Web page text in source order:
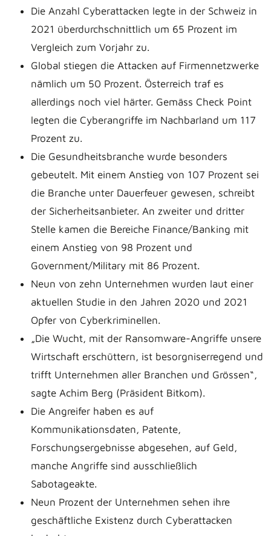
Die Anzahl Cyberattacken legte in der Schweiz in
2021 überdurchschnittlich um 65 Prozent im
Vergleich zum Vorjahr zu.
Global stiegen die Attacken auf Firmennetzwerke
nämlich um 50 Prozent. Österreich traf es
allerdings noch viel härter. Gemäss Check Point
legten die Cyberangriffe im Nachbarland um 117
Prozent zu.
Die Gesundheitsbranche wurde besonders
gebeutelt. Mit einem Anstieg von 107 Prozent sei
die Branche unter Dauerfeuer gewesen, schreibt
der Sicherheitsanbieter. An zweiter und dritter
Stelle kamen die Bereiche Finance/Banking mit
einem Anstieg von 98 Prozent und
Government/Military mit 86 Prozent.
Neun von zehn Unternehmen wurden laut einer
aktuellen Studie in den Jahren 2020 und 2021
Opfer von Cyberkriminellen.
„Die Wucht, mit der Ransomware-Angriffe unsere
Wirtschaft erschüttern, ist besorgniserregend und
trifft Unternehmen aller Branchen und Grössen“,
sagte Achim Berg (Präsident Bitkom).
Die Angreifer haben es auf
Kommunikationsdaten, Patente,
Forschungsergebnisse abgesehen, auf Geld,
manche Angriffe sind ausschließlich
Sabotageakte.
Neun Prozent der Unternehmen sehen ihre
geschäftliche Existenz durch Cyberattacken